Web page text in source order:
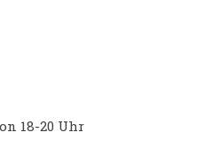
18-20 Uhr